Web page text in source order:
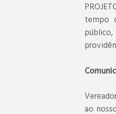
tempo
ao